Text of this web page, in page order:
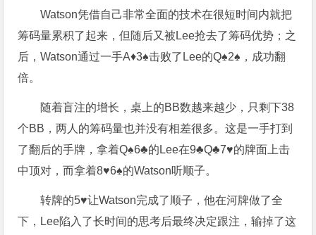
Watson凭借自己非常全面的技术在很短时间内就把
筹码量累积了起来，但随后又被Lee抢去了筹码优势；之
后，Watson通过一手A♦3♠击败了Lee的Q♠2♠，成功翻
倍。
随着盲注的增长，桌上的BB数越来越少，只剩下38
个BB，两人的筹码量也并没有相差很多。这是一手打到
了翻后的手牌，拿着Q♠6♣的Lee在9♣Q♣7♥的牌面上击
中顶对，而拿着8♥6♠的Watson听顺子。
转牌的5♥让Watson完成了顺子，他在河牌做了全
下，Lee陷入了长时间的思考后最终决定跟注，输掉了这